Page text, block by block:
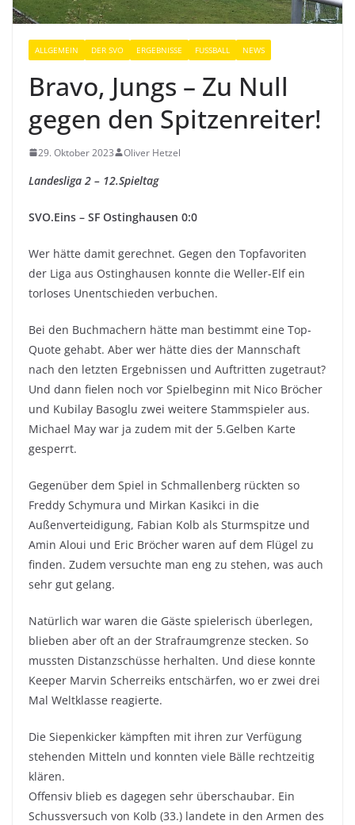
ALLGEMEIN DER SVO ERGEBNISSE FUSSBALL NEWS
Bravo, Jungs – Zu Null
gegen den Spitzenreiter!
29. Oktober 2023 Oliver Hetzel
Landesliga 2 – 12.Spieltag
SVO.Eins – SF Ostinghausen 0:0
Wer hätte damit gerechnet. Gegen den Topfavoriten
der Liga aus Ostinghausen konnte die Weller-Elf ein
torloses Unentschieden verbuchen.
Bei den Buchmachern hätte man bestimmt eine Top-
Quote gehabt. Aber wer hätte dies der Mannschaft
nach den letzten Ergebnissen und Auftritten zugetraut?
Und dann fielen noch vor Spielbeginn mit Nico Bröcher
und Kubilay Basoglu zwei weitere Stammspieler aus.
Michael May war ja zudem mit der 5.Gelben Karte
gesperrt.
Gegenüber dem Spiel in Schmallenberg rückten so
Freddy Schymura und Mirkan Kasikci in die
Außenverteidigung, Fabian Kolb als Sturmspitze und
Amin Aloui und Eric Bröcher waren auf dem Flügel zu
finden. Zudem versuchte man eng zu stehen, was auch
sehr gut gelang.
Natürlich war waren die Gäste spielerisch überlegen,
blieben aber oft an der Strafraumgrenze stecken. So
mussten Distanzschüsse herhalten. Und diese konnte
Keeper Marvin Scherreiks entschärfen, wo er zwei drei
Mal Weltklasse reagierte.
Die Siepenkicker kämpften mit ihren zur Verfügung
stehenden Mitteln und konnten viele Bälle rechtzeitig
klären.
Offensiv blieb es dagegen sehr überschaubar. Ein
Schussversuch von Kolb (33.) landete in den Armen des